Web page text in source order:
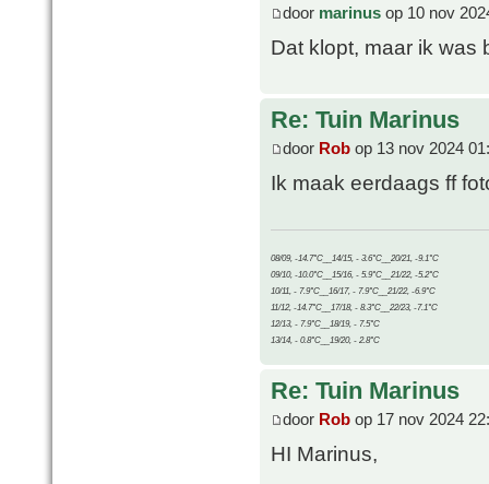
door marinus op 10 nov
Dat klopt, maar ik was
Re: Tuin Marinus
door Rob op 13 nov 2024
Ik maak eerdaags ff
08/09, -14.7°C__14/15, - 3.6°C__20/21, -9.1°C
09/10, -10.0°C__15/16, - 5.9°C__21/22, -5.2°C
10/11, - 7.9°C__16/17, - 7.9°C__21/22, -6.9°C
11/12, -14.7°C__17/18, - 8.3°C__22/23, -7.1°C
12/13, - 7.9°C__18/19, - 7.5°C
13/14, - 0.8°C__19/20, - 2.8°C
Re: Tuin Marinus
door Rob op 17 nov 2024
HI Marinus,